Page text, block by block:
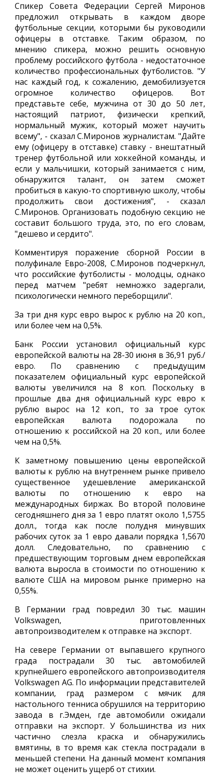
Спикер Совета Федерации Сергей Миронов
предложил открывать в каждом дворе
футбольные секции, которыми бы руководили
офицеры в отставке. Таким образом, по
мнению спикера, можно решить основную
проблему российского футбола - недостаточное
количество профессиональных футболистов. "У
нас каждый год, к сожалению, демобилизуется
огромное количество офицеров. Вот
представьте себе, мужчина от 30 до 50 лет,
настоящий патриот, физически крепкий,
нормальный мужик, который может научить
всему", - сказал С.Миронов журналистам. "Дайте
ему (офицеру в отставке) ставку - внештатный
тренер футбольной или хоккейной команды, и
если у мальчишки, который занимается с ним,
обнаружится талант, он затем сможет
пробиться в какую-то спортивную школу, чтобы
продолжить свои достижения", - сказал
С.Миронов. Организовать подобную секцию не
составит большого труда, это, по его словам,
"дешево и сердито".
Комментируя поражение сборной России в
полуфинале Евро-2008, С.Миронов подчеркнул,
что российские футболисты - молодцы, однако
перед матчем "ребят немножко задергали,
психологически немного переборщили".
За три дня курс евро вырос к рублю на 20 коп.,
или более чем на 0,5%.
Банк России установил официальный курс
европейской валюты на 28-30 июня в 36,91 руб./
евро. По сравнению с предыдущим
показателем официальный курс европейской
валюты увеличился на 8 коп. Поскольку в
прошлые два дня официальный курс евро к
рублю вырос на 12 коп., то за трое суток
европейская валюта подорожала по
отношению к российской на 20 коп., или более
чем на 0,5%.
К заметному повышению цены европейской
валюты к рублю на внутреннем рынке привело
существенное удешевление американской
валюты по отношению к евро на
международных биржах. Во второй половине
сегодняшнего дня за 1 евро платят около 1,5755
долл., тогда как после полудня минувших
рабочих суток за 1 евро давали порядка 1,5670
долл. Следовательно, по сравнению с
предшествующим торговым днем европейская
валюта выросла в стоимости по отношению к
валюте США на мировом рынке примерно на
0,55%.
В Германии град повредил 30 тыс. машин
Volkswagen, приготовленных
автопроизводителем к отправке на экспорт.
На севере Германии от выпавшего крупного
града пострадали 30 тыс. автомобилей
крупнейшего европейского автопроизводителя
Volkswagen AG. По информации представителей
компании, град размером с мячик для
настольного тенниса обрушился на территорию
завода в г.Эмден, где автомобили ожидали
отправки на экспорт. У большинства из них
частично слезла краска и обнаружились
вмятины, в то время как стекла пострадали в
меньшей степени. На данный момент компания
не может оценить ущерб от стихии.